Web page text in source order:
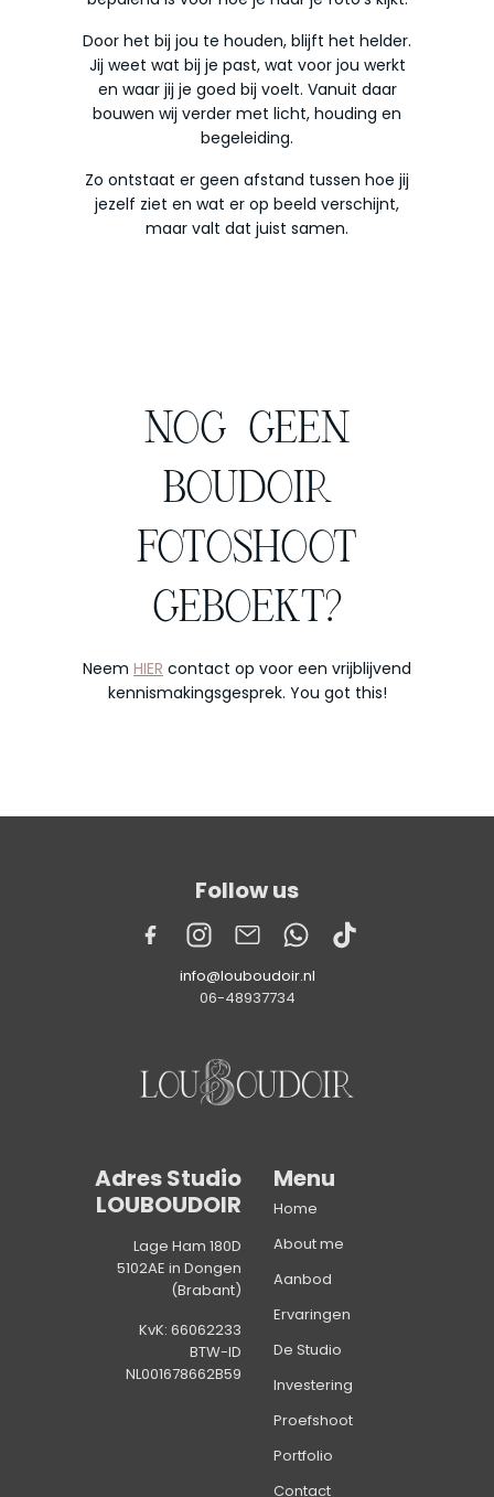
Door het bij jou te houden, blijft het helder.
Jij weet wat bij je past, wat voor jou werkt
en waar jij je goed bij voelt. Vanuit daar
bouwen wij verder met licht, houding en
begeleiding.
Zo ontstaat er geen afstand tussen hoe jij
jezelf ziet en wat er op beeld verschijnt,
maar valt dat juist samen.
NOG GEEN
BOUDOIR
FOTOSHOOT
GEBOEKT?
Neem HIER contact op voor een vrijblijvend
kennismakingsgesprek. You got this!
Follow us
Menu
Home
About me
Aanbod
Ervaringen
De Studio
Investering
Proefshoot
Portfolio
Contact
Adres Studio
LOUBOUDOIR
Lage Ham 180D
5102AE in Dongen
(Brabant)
KvK: 66062233
BTW-ID
NL001678662B59
info@louboudoir.nl
06-48937734